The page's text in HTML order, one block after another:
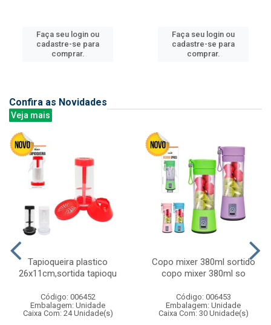
Faça seu login ou
cadastre-se para
comprar.
Faça seu login ou
cadastre-se para
comprar.
Confira as Novidades
Veja mais
Tapioqueira plastico
26x11cm,sortida tapioqu
Código: 006452
Embalagem: Unidade
Caixa Com: 24 Unidade(s)
Copo mixer 380ml sortido
copo mixer 380ml so
Código: 006453
Embalagem: Unidade
Caixa Com: 30 Unidade(s)